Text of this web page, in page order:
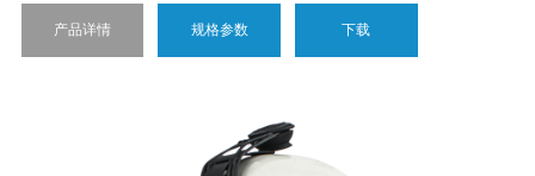
产品详情 规格参数 下载